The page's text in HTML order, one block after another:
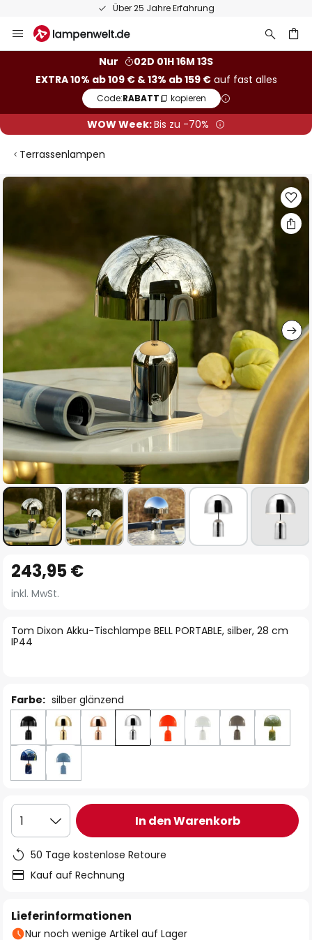
50 Tage kostenlose Retoure
Inhalt
Nur
02D 01H 16M 13S
EXTRA 10% ab 109 € & 13% ab 159 €auf fast alles
Code:RABATT kopieren
WOW Week:Bis zu -70%
Terrassenlampen
Zum
springen
Anfang
der
springen
Tom Dixon Akku-Tischlampe BELL PORTABLE, silber, 28 cm
IP44
243,95 €
inkl. MwSt.
Farbe: silber glänzend
1 In den Warenkorb
50 Tage kostenlose Retoure
Kauf auf Rechnung
Lieferinformationen
Nur noch wenige Artikel auf Lager